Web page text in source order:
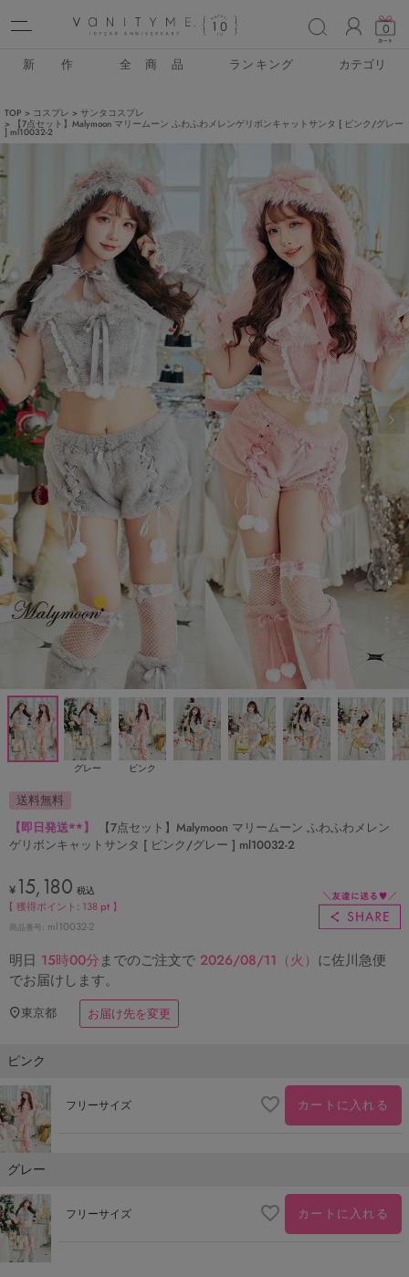
0
新 作 全 商 品 ランキング カテゴリ
TOP コスプレ
サンタコスプレ
【7点セット】Malymoon マリームーン ふわふわメレンゲリボンキャットサンタ [ ピンク/グレー
] ml10032-2
グレー ピンク
送料無料
【即日発送**】
【7点セット】Malymoon マリームーン ふわふわメレン
ゲリボンキャットサンタ [ ピンク/グレー ] ml10032-2
¥ 15,180 税込
【 獲得ポイント: 138 pt 】
商品番号 ml10032-2
明日 15時00分までのご注文で 2026/08/11（火） に佐川急便
でお届けします。
東京都 お届け先を変更
ピンク
フリーサイズ カートに入れる
グレー
フリーサイズ カートに入れる